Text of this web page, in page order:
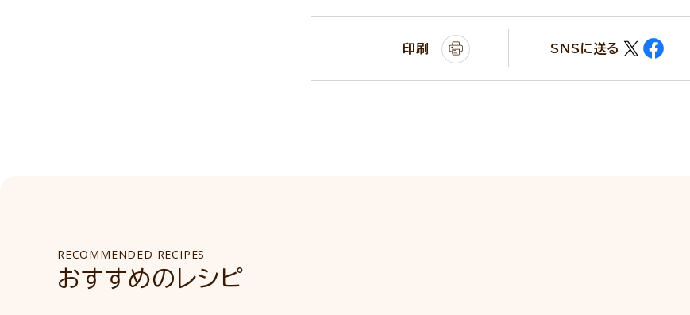
印刷 SNSに送る
RECOMMENDED RECIPES
おすすめのレシピ